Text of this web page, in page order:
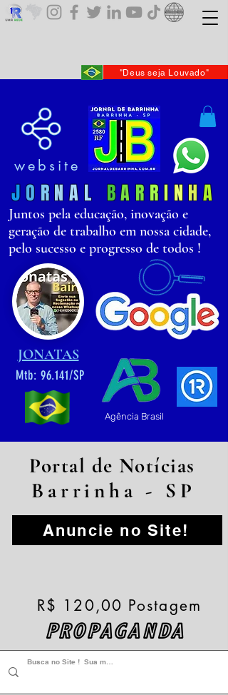
"Deus seja Louvado"
website
JO RNAL BARRI NHA
Juntos pela educação, inovação e
geração de trabalho em nossa cidade,
pelo sucesso e progresso de todos !
JONATAS
Mtb: 96.141/SP
Agência Brasil
Anuncie no Site!
PROPAGANDA
R$ 120,00 Postagem
Barrinha - SP
Portal de Notícias